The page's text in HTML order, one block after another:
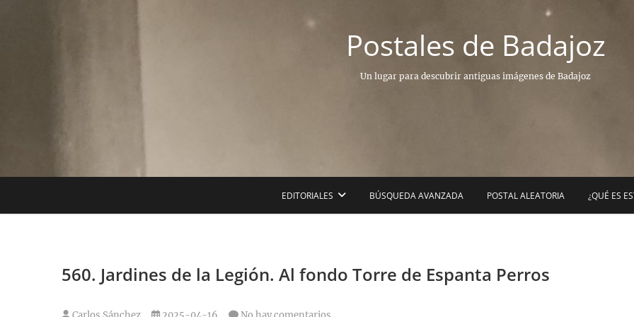
Postales de Badajoz
Un lugar para descubrir antiguas imágenes de Badajoz
EDITORIALES BÚSQUEDA AVANZADA POSTAL ALEATORIA ¿QUÉ ES
560. Jardines de la Legión. Al fondo Torre de Espanta Perros